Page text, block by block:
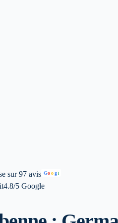
sur 97 avis Goog l
4.8/5 Google